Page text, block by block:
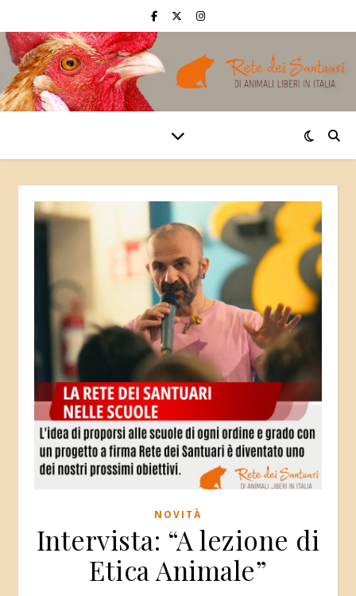
NOVITÀ
Intervista: “A lezione di
Etica Animale”